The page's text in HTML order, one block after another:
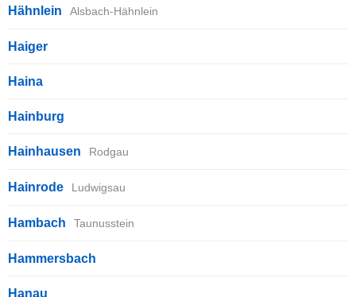
Hähnlein Alsbach-Hähnlein
Haiger
Haina
Hainburg
Hainhausen Rodgau
Hainrode Ludwigsau
Hambach Taunusstein
Hammersbach
Hanau